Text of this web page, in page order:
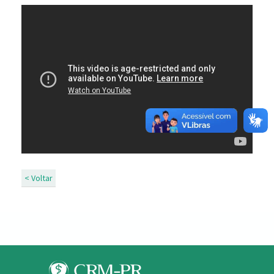
< Voltar